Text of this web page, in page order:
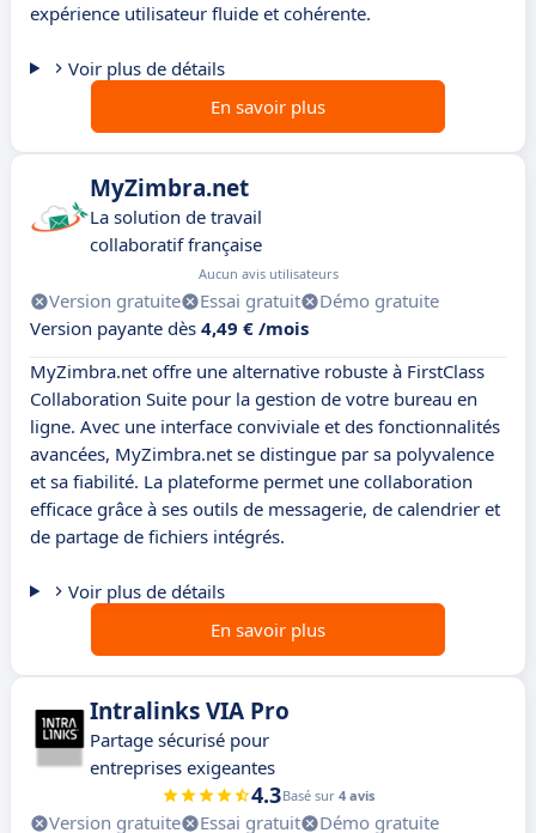
expérience utilisateur fluide et cohérente.
Voir plus de détails
En savoir plus
MyZimbra.net
La solution de travail
collaboratif française
Aucun avis utilisateurs
Version gratuite Essai gratuit
Démo gratuite
Version payante dès 4,49 € /mois
MyZimbra.net offre une alternative robuste à FirstClass
Collaboration Suite pour la gestion de votre bureau en
ligne. Avec une interface conviviale et des fonctionnalités
avancées, MyZimbra.net se distingue par sa polyvalence
et sa fiabilité. La plateforme permet une collaboration
efficace grâce à ses outils de messagerie, de calendrier et
de partage de fichiers intégrés.
Voir plus de détails
En savoir plus
Intralinks VIA Pro
Partage sécurisé pour
entreprises exigeantes
4.3Basé sur 4 avis
Version gratuite Essai gratuit
Démo gratuite